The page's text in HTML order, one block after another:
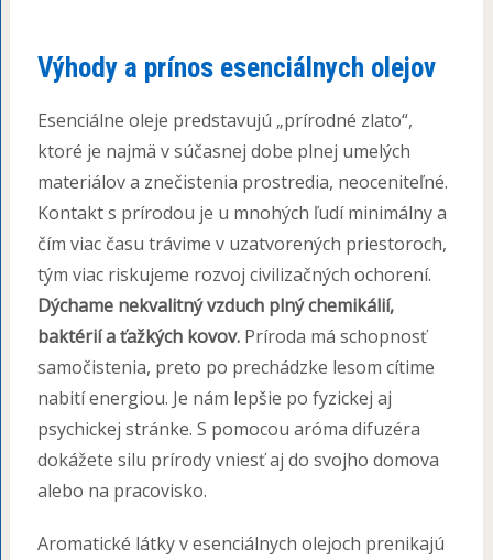
Výhody a prínos esenciálnych olejov
Esenciálne oleje predstavujú „prírodné zlato“,
ktoré je najmä v súčasnej dobe plnej umelých
materiálov a znečistenia prostredia, neoceniteľné.
Kontakt s prírodou je u mnohých ľudí minimálny a
čím viac času trávime v uzatvorených priestoroch,
tým viac riskujeme rozvoj civilizačných ochorení.
Dýchame nekvalitný vzduch plný chemikálií,
baktérií a ťažkých kovov.Príroda má schopnosť
samočistenia, preto po prechádzke lesom cítime
nabití energiou. Je nám lepšie po fyzickej aj
psychickej stránke. S pomocou aróma difuzéra
dokážete silu prírody vniesť aj do svojho domova
alebo na pracovisko.
Aromatické látky v esenciálnych olejoch prenikajú